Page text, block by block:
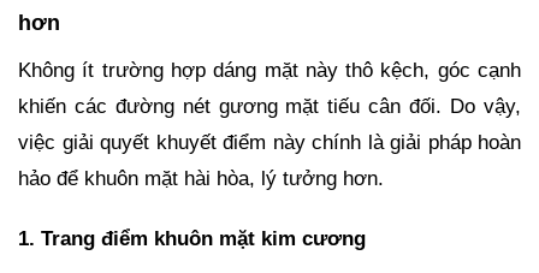
hơn
Không ít trường hợp dáng mặt này thô kệch, góc cạnh
khiến các đường nét gương mặt tiếu cân đối. Do vậy,
việc giải quyết khuyết điểm này chính là giải pháp hoàn
hảo để khuôn mặt hài hòa, lý tưởng hơn.
1. Trang điểm khuôn mặt kim cương